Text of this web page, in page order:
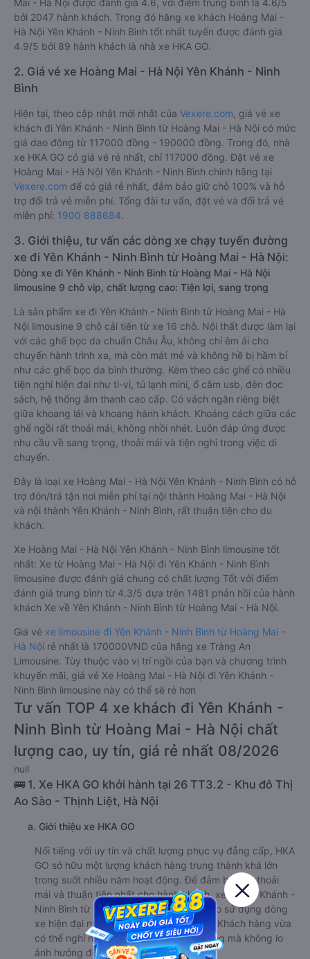
Mai - Hà Nội được đánh giá 4.6, với điểm trung bình là 4.6/5
bởi 2047 hành khách. Trong đó hãng xe khách Hoàng Mai -
Hà Nội Yên Khánh - Ninh Bình tốt nhất tuyến được đánh giá
4.9/5 bởi 89 hành khách là nhà xe HKA GO.
2. Giá vé xe Hoàng Mai - Hà Nội Yên Khánh - Ninh
Bình
Hiện tại, theo cập nhật mới nhất của Vexere.com , giá vé xe
khách đi Yên Khánh - Ninh Bình từ Hoàng Mai - Hà Nội có mức
giá dao động từ 117000 đồng - 190000 đồng. Trong đó, nhà
xe HKA GO có giá vé rẻ nhất, chỉ 117000 đồng. Đặt vé xe
Hoàng Mai - Hà Nội Yên Khánh - Ninh Bình chính hãng tại
Vexere.com để có giá rẻ nhất, đảm bảo giữ chỗ 100% và hỗ
trợ đổi trả vé miễn phí. Tổng đài tư vấn, đặt vé và đổi trả vé
miễn phí: 1900 888684.
3. Giới thiệu, tư vấn các dòng xe chạy tuyến đường
xe đi Yên Khánh - Ninh Bình từ Hoàng Mai - Hà Nội:
Dòng xe đi Yên Khánh - Ninh Bình từ Hoàng Mai - Hà Nội
limousine 9 chỗ vip, chất lượng cao: Tiện lợi, sang trọng
Là sản phẩm xe đi Yên Khánh - Ninh Bình từ Hoàng Mai - Hà
Nội limousine 9 chỗ cải tiến từ xe 16 chỗ. Nội thất được làm lại
với các ghế bọc da chuẩn Châu Âu, không chỉ êm ái cho
chuyến hành trình xa, mà còn mát mẻ và không hề bị hầm bí
như các ghế bọc da bình thường. Kèm theo các ghế có nhiều
tiện nghi hiện đại như ti-vi, tủ lạnh mini, ổ cắm usb, đèn đọc
sách, hệ thống âm thanh cao cấp. Có vách ngăn riêng biệt
giữa khoang lái và khoang hành khách. Khoảng cách giữa các
ghế ngồi rất thoải mái, không nhồi nhét. Luôn đáp ứng được
nhu cầu về sang trọng, thoải mái và tiện nghi trong việc di
chuyển.
Đây là loại xe Hoàng Mai - Hà Nội Yên Khánh - Ninh Bình có hỗ
trợ đón/trả tận nơi miễn phí tại nội thành Hoàng Mai - Hà Nội
và nội thành Yên Khánh - Ninh Bình, rất thuận tiện cho du
khách.
Xe Hoàng Mai - Hà Nội Yên Khánh - Ninh Bình limousine tốt
nhất: Xe từ Hoàng Mai - Hà Nội đi Yên Khánh - Ninh Bình
limousine được đánh giá chung có chất lượng Tốt với điểm
đánh giá trung bình từ 4.3/5 dựa trên 1481 phản hồi của hành
khách Xe về Yên Khánh - Ninh Bình từ Hoàng Mai - Hà Nội.
Giá vé xe limousine đi Yên Khánh - Ninh Bình từ Hoàng Mai -
Hà Nội rẻ nhất là 170000VND của hãng xe Tràng An
Limousine. Tùy thuộc vào vị trí ngồi của bạn và chương trình
khuyến mãi, giá vé Xe Hoàng Mai - Hà Nội đi Yên Khánh -
Ninh Bình limousine này có thể sẽ rẻ hơn
Tư vấn TOP 4 xe khách đi Yên Khánh -
Ninh Bình từ Hoàng Mai - Hà Nội chất
lượng cao, uy tín, giá rẻ nhất 08/2026
null
🚌 1. Xe HKA GO khởi hành tại 26 TT3.2 - Khu đô Thị
Ao Sào - Thịnh Liệt, Hà Nội
a. Giới thiệu xe HKA GO
Nổi tiếng với uy tín và chất lượng phục vụ đẳng cấp, HKA
GO sở hữu một lượng khách hàng trung thành khá lớn
trong suốt nhiều năm hoạt động. Để đảm bảo sự thoải
mái và thuận tiện nhất cho hành khách, xe đi Yên Khánh -
Ninh Bình từ Hoàng Mai - Hà Nội đưa vào sử dụng dòng
xe hiện đại nhất với đầy đủ các tiện ích. Khách hàng vừa
có thể nghỉ ngơi, thư giãn suốt dọc đường mà không lo
ảnh hưởng đến mọi người xung quanh.